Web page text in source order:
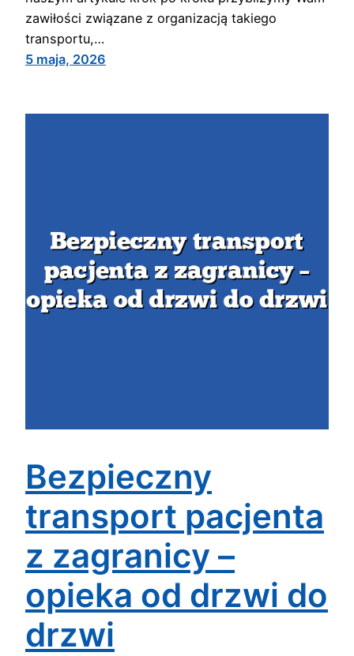
zawiłości związane z organizacją takiego
transportu,…
5 maja, 2026
Bezpieczny
transport pacjenta
z zagranicy –
opieka od drzwi do
drzwi